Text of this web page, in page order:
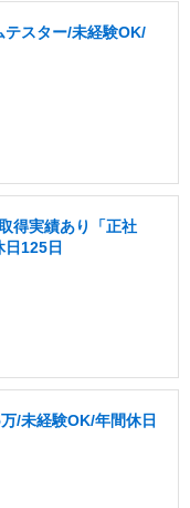
テスター/未経験OK/
得実績あり「正社
125日
/未経験OK/年間休日